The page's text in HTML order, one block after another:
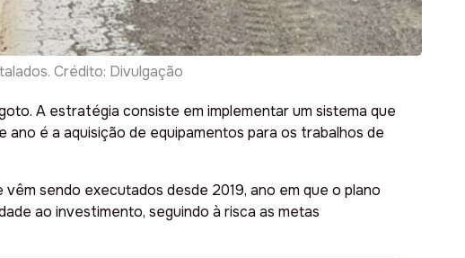
Crédito: Divulgação
A estratégia consiste em implementar um sistema que
é a aquisição de equipamentos para os trabalhos de
sendo executados desde 2019, ano em que o plano
ao investimento, seguindo à risca as metas